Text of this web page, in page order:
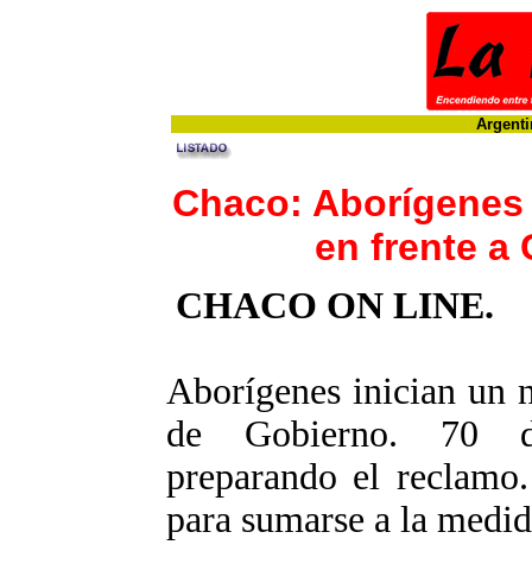
Chaco:
en frente a
CHACO ON
Aborígenes inician un
de Gobierno. 70
preparando el
para sumarse a la